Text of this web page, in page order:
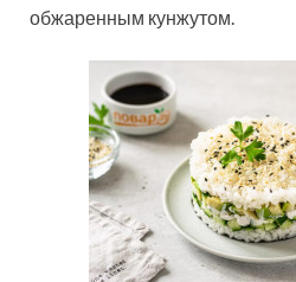
обжаренным кунжутом.